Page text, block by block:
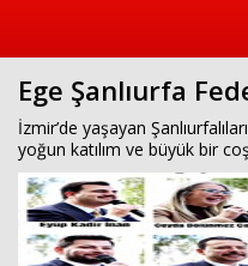
Ege Şanlıurfa
İzmir’de yaşayan
yoğun katılım ve büyük bir